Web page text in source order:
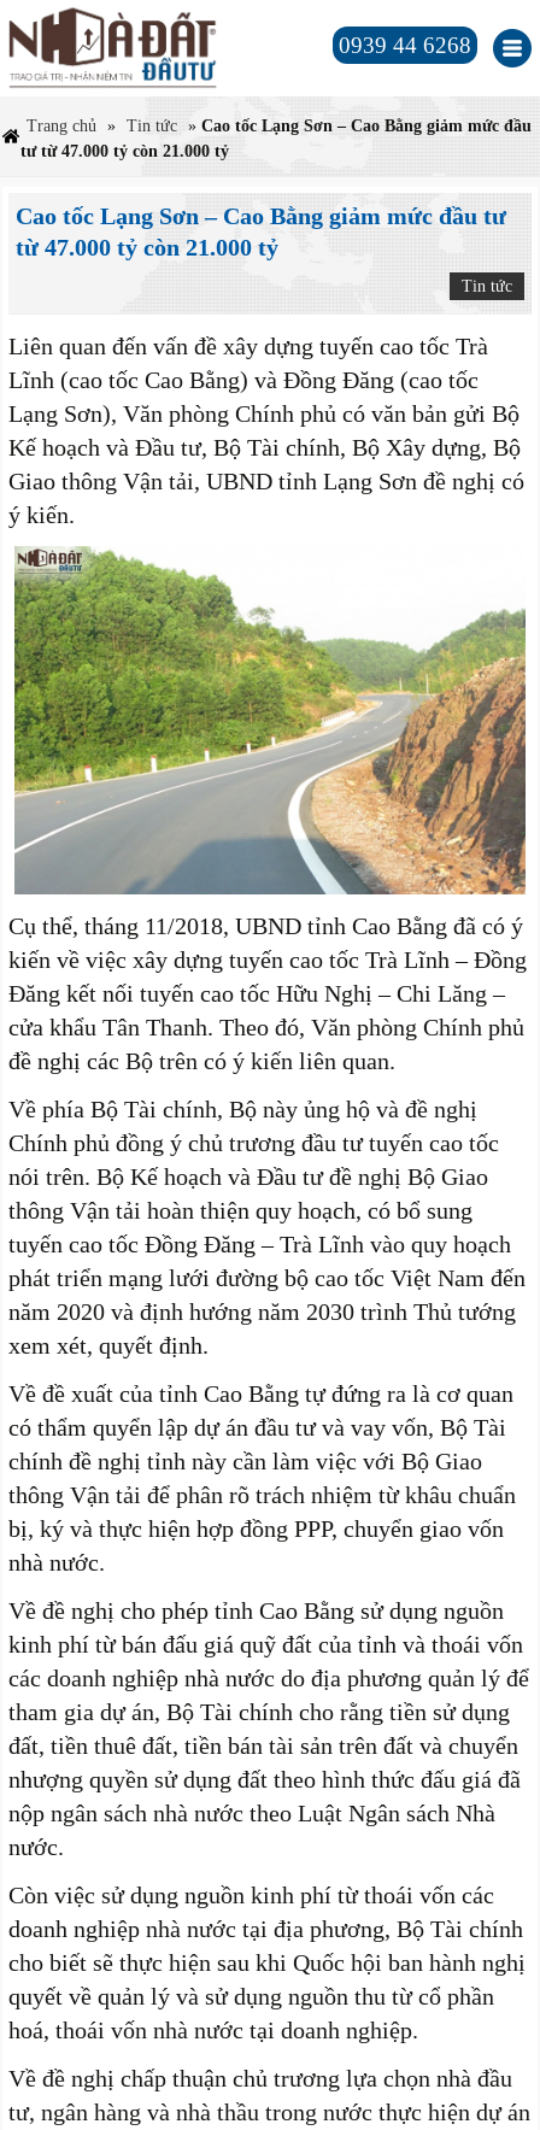
0939 44 6268
Trang chủ » Tin tức »Cao tốc Lạng Sơn – Cao Bằng giảm mức đầu
tư từ 47.000 tỷ còn 21.000 tỷ
Cao tốc Lạng Sơn – Cao Bằng giảm mức đầu tư
từ 47.000 tỷ còn 21.000 tỷ
Tin tức
Liên quan đến vấn đề xây dựng tuyến cao tốc Trà
Lĩnh (cao tốc Cao Bằng) và Đồng Đăng (cao tốc
Lạng Sơn), Văn phòng Chính phủ có văn bản gửi Bộ
Kế hoạch và Đầu tư, Bộ Tài chính, Bộ Xây dựng, Bộ
Giao thông Vận tải, UBND tỉnh Lạng Sơn đề nghị có
ý kiến.
Cụ thể, tháng 11/2018, UBND tỉnh Cao Bằng đã có ý
kiến về việc xây dựng tuyến cao tốc Trà Lĩnh – Đồng
Đăng kết nối tuyến cao tốc Hữu Nghị – Chi Lăng –
cửa khẩu Tân Thanh. Theo đó, Văn phòng Chính phủ
đề nghị các Bộ trên có ý kiến liên quan.
Về phía Bộ Tài chính, Bộ này ủng hộ và đề nghị
Chính phủ đồng ý chủ trương đầu tư tuyến cao tốc
nói trên. Bộ Kế hoạch và Đầu tư đề nghị Bộ Giao
thông Vận tải hoàn thiện quy hoạch, có bổ sung
tuyến cao tốc Đồng Đăng – Trà Lĩnh vào quy hoạch
phát triển mạng lưới đường bộ cao tốc Việt Nam đến
năm 2020 và định hướng năm 2030 trình Thủ tướng
xem xét, quyết định.
Về đề xuất của tỉnh Cao Bằng tự đứng ra là cơ quan
có thẩm quyển lập dự án đầu tư và vay vốn, Bộ Tài
chính đề nghị tỉnh này cần làm việc với Bộ Giao
thông Vận tải để phân rõ trách nhiệm từ khâu chuẩn
bị, ký và thực hiện hợp đồng PPP, chuyển giao vốn
nhà nước.
Về đề nghị cho phép tỉnh Cao Bằng sử dụng nguồn
kinh phí từ bán đấu giá quỹ đất của tỉnh và thoái vốn
các doanh nghiệp nhà nước do địa phương quản lý để
tham gia dự án, Bộ Tài chính cho rằng tiền sử dụng
đất, tiền thuê đất, tiền bán tài sản trên đất và chuyển
nhượng quyền sử dụng đất theo hình thức đấu giá đã
nộp ngân sách nhà nước theo Luật Ngân sách Nhà
nước.
Còn việc sử dụng nguồn kinh phí từ thoái vốn các
doanh nghiệp nhà nước tại địa phương, Bộ Tài chính
cho biết sẽ thực hiện sau khi Quốc hội ban hành nghị
quyết về quản lý và sử dụng nguồn thu từ cổ phần
hoá, thoái vốn nhà nước tại doanh nghiệp.
Về đề nghị chấp thuận chủ trương lựa chọn nhà đầu
tư, ngân hàng và nhà thầu trong nước thực hiện dự án